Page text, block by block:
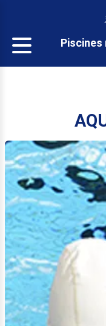
Piscines
Panneau de gestion